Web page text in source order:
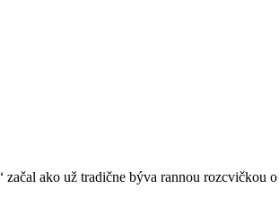
ako už tradične býva rannou rozcvičkou